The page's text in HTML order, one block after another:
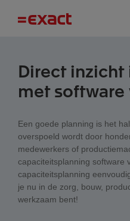
Direct inzicht
met software
Een goede planning is het
overspoeld wordt door
medewerkers of
capaciteitsplanning software
capaciteitsplanning
je nu in de zorg, bouw,
werkzaam bent!